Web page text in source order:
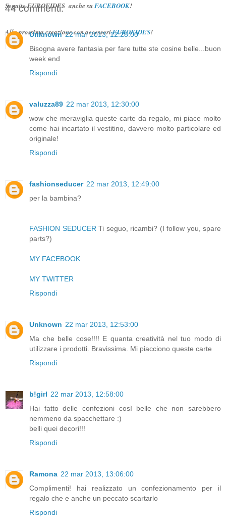
Seguite EUROFIDES anche suFACEBOOK!
Alla prossima creazione con accessoriEUROFIDES!
44 commenti:
Unknown 22 mar 2013, 12:28:00
Bisogna avere fantasia per fare tutte ste cosine belle...buon
week end
Rispondi
valuzza89 22 mar 2013, 12:30:00
wow che meraviglia queste carte da regalo, mi piace molto
come hai incartato il vestitino, davvero molto particolare ed
originale!
Rispondi
fashionseducer 22 mar 2013, 12:49:00
per la bambina?
FASHION SEDUCER Ti seguo, ricambi? (I follow you, spare
parts?)
MY FACEBOOK
MY TWITTER
Rispondi
Unknown 22 mar 2013, 12:53:00
Ma che belle cose!!!! E quanta creatività nel tuo modo di
utilizzare i prodotti. Bravissima. Mi piacciono queste carte
Rispondi
b!girl 22 mar 2013, 12:58:00
Hai fatto delle confezioni così belle che non sarebbero
nemmeno da spacchettare :)
belli quei decori!!!
Rispondi
Ramona 22 mar 2013, 13:06:00
Complimenti! hai realizzato un confezionamento per il
regalo che e anche un peccato scartarlo
Rispondi